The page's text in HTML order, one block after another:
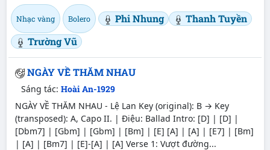
Nhạc vàng Bolero Phi Nhung
Thanh Tuyền
Trường Vũ
NGÀY VỀ THĂM NHAU
Sáng tác: Hoài An-1929
NGÀY VỀ THĂM NHAU - Lệ Lan Key (original): B → Key
(transposed): A, Capo II. | Điệu: Ballad Intro: [D] | [D] |
[Dbm7] | [Gbm] | [Gbm] | [Bm] | [E] [A] | [A] | [E7] | [Bm]
| [A] | [Bm7] | [E]-[A] | [A] Verse 1: Vượt đường...